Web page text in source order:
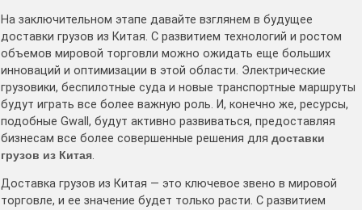
На заключительном этапе давайте взглянем в будущее
доставки грузов из Китая. С развитием технологий и ростом
объемов мировой торговли можно ожидать еще больших
инноваций и оптимизации в этой области. Электрические
грузовики, беспилотные суда и новые транспортные маршруты
будут играть все более важную роль. И, конечно же, ресурсы,
подобные Gwall, будут активно развиваться, предоставляя
бизнесам все более совершенные решения для доставки
грузов из Китая.
Доставка грузов из Китая — это ключевое звено в мировой
торговле, и ее значение будет только расти. С развитием